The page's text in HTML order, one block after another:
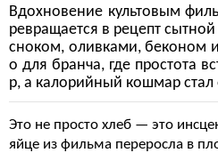
Вдохновение культовым
ревращается в рецепт
сноком, оливками, беконом
о для бранча, где простота
р, а калорийный кошмар
Это не просто хлеб — это
яйце из фильма переросла в